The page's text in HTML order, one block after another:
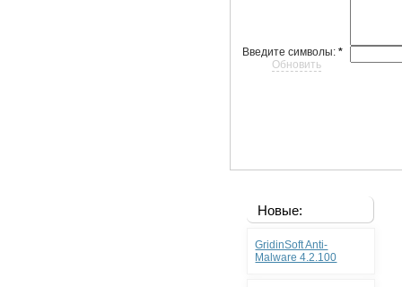
Введите символы:*
Обновить
Новые:
GridinSoft Anti-
Malware 4.2.100